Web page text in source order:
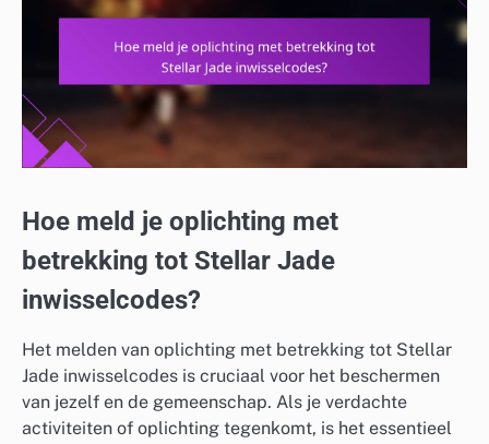
Hoe meld je oplichting met
betrekking tot Stellar Jade
inwisselcodes?
Het melden van oplichting met betrekking tot Stellar
Jade inwisselcodes is cruciaal voor het beschermen
van jezelf en de gemeenschap. Als je verdachte
activiteiten of oplichting tegenkomt, is het essentieel